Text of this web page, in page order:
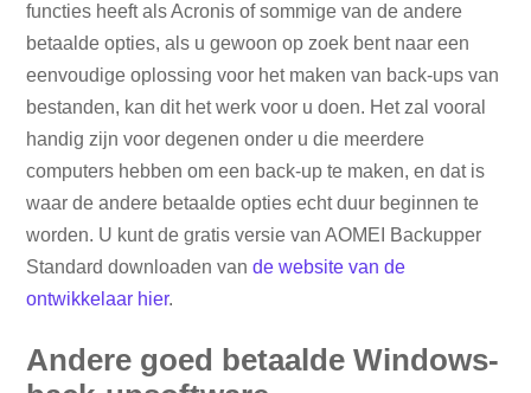
functies heeft als Acronis of sommige van de andere
betaalde opties, als u gewoon op zoek bent naar een
eenvoudige oplossing voor het maken van back-ups van
bestanden, kan dit het werk voor u doen. Het zal vooral
handig zijn voor degenen onder u die meerdere
computers hebben om een ​​back-up te maken, en dat is
waar de andere betaalde opties echt duur beginnen te
worden. U kunt de gratis versie van AOMEI Backupper
Standard downloaden vande website van de
ontwikkelaar hier.
Andere goed betaalde Windows-